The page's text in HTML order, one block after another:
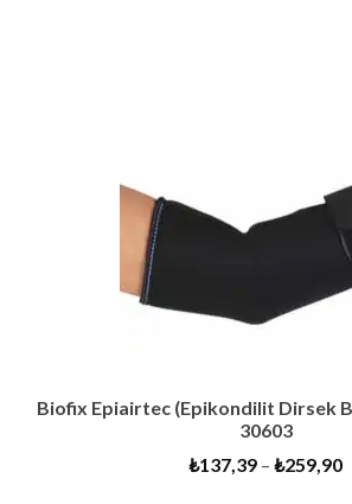
Biofix Epiairtec (Epikondilit Dirsek
30603
₺137,39 – ₺259,90